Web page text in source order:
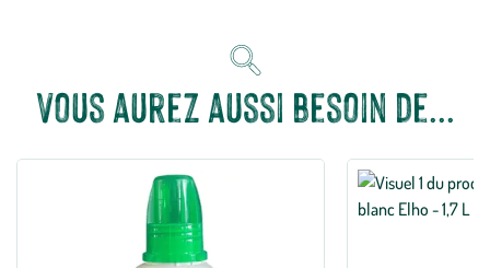
Vous aurez aussi besoin de...